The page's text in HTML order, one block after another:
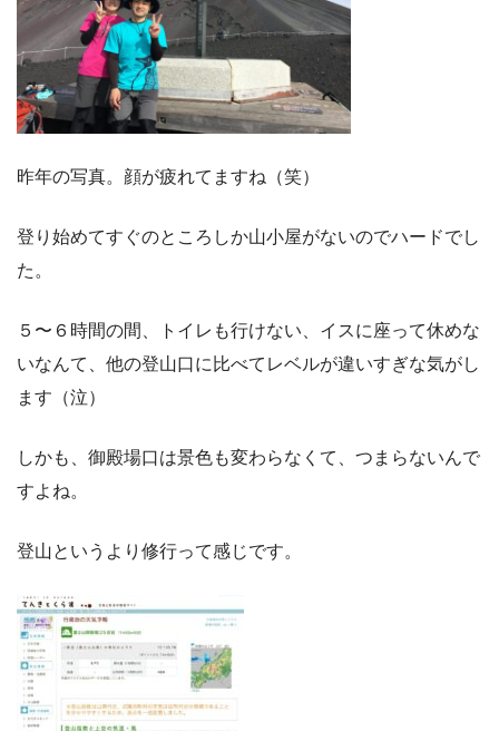
昨年の写真。顔が疲れてますね（笑）
登り始めてすぐのところしか山小屋がないのでハードでし
た。
５〜６時間の間、トイレも行けない、イスに座って休めな
いなんて、他の登山口に比べてレベルが違いすぎな気がし
ます（泣）
しかも、御殿場口は景色も変わらなくて、つまらないんで
すよね。
登山というより修行って感じです。